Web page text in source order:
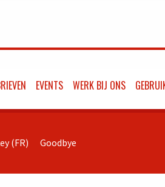
EVENTS WERK BIJ ONS
(FR) Goodbye